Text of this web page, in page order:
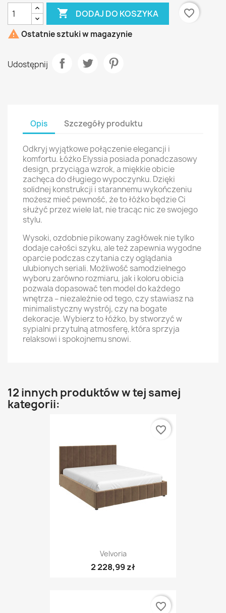
 DODAJ DO KOSZYKA
favorite_border
 Ostatnie sztuki w magazynie
Udostępnij
Opis Szczegóły produktu
Odkryj wyjątkowe połączenie elegancji i
komfortu. Łóżko Elyssia posiada ponadczasowy
design, przyciąga wzrok, a miękkie obicie
zachęca do długiego wypoczynku. Dzięki
solidnej konstrukcji i starannemu wykończeniu
możesz mieć pewność, że to łóżko będzie Ci
służyć przez wiele lat, nie tracąc nic ze swojego
stylu.
Wysoki, ozdobnie pikowany zagłówek nie tylko
dodaje całości szyku, ale też zapewnia wygodne
oparcie podczas czytania czy oglądania
ulubionych seriali. Możliwość samodzielnego
wyboru zarówno rozmiaru, jak i koloru obicia
pozwala dopasować ten model do każdego
wnętrza – niezależnie od tego, czy stawiasz na
minimalistyczny wystrój, czy na bogate
dekoracje. Wybierz to łóżko, by stworzyć w
sypialni przytulną atmosferę, która sprzyja
relaksowi i spokojnemu snowi.
12 innych produktów w tej samej
kategorii:
Velvoria
2 228,99 zł
favorite_border
favorite_border